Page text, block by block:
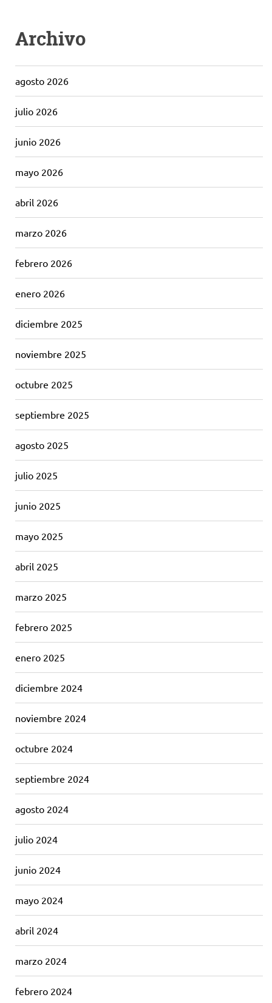
Archivo
agosto 2026
julio 2026
junio 2026
mayo 2026
abril 2026
marzo 2026
febrero 2026
enero 2026
diciembre 2025
noviembre 2025
octubre 2025
septiembre 2025
agosto 2025
julio 2025
junio 2025
mayo 2025
abril 2025
marzo 2025
febrero 2025
enero 2025
diciembre 2024
noviembre 2024
octubre 2024
septiembre 2024
agosto 2024
julio 2024
junio 2024
mayo 2024
abril 2024
marzo 2024
febrero 2024